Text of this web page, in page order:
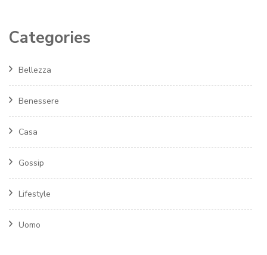
Categories
Bellezza
Benessere
Casa
Gossip
Lifestyle
Uomo